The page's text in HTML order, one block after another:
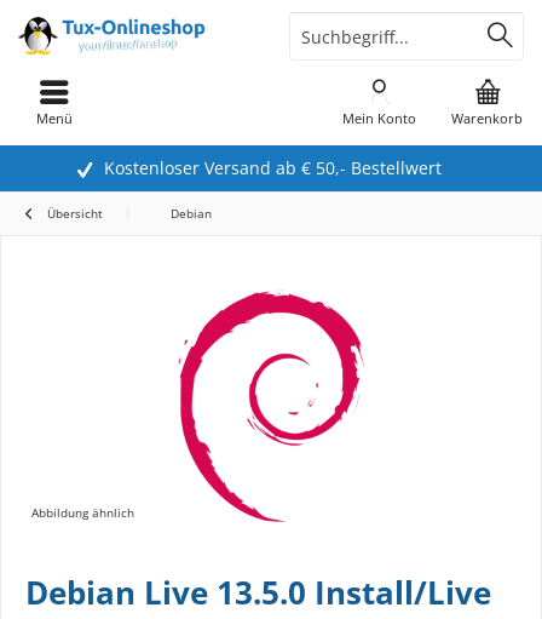
Kostenloser Versand ab € 50,- Bestellwert
Warenkorb
Mein Konto
Menü
Übersicht Debian
Abbildung ähnlich
Debian Live 13.5.0 Install/Live